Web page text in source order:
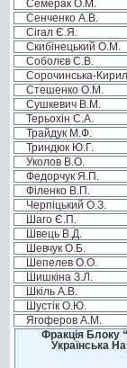
Семерак О.М.
Сенченко А.В.
Сігал Є.Я.
Скибінецький О.М.
Соболєв С.В.
Сорочинська-
Стешенко О.М.
Сушкевич В.М.
Терьохін С.А.
Трайдук М.Ф.
Триндюк Ю.Г.
Уколов В.О.
Федорчук Я.П.
Філенко В.П.
Черпіцький О.З.
Шаго Є.П.
Швець В.Д.
Шевчук О.Б.
Шепелев О.О.
Шишкіна З.Л.
Шкіль А.В.
Шустік О.Ю.
Ягоферов А.М.
Фракція Блоку
Українська